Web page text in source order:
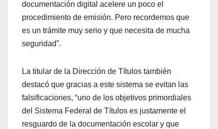
documentación digital acelere un poco el
procedimiento de emisión. Pero recordemos que
es un trámite muy serio y que necesita de mucha
seguridad”.
La titular de la Dirección de Títulos también
destacó que gracias a este sistema se evitan las
falsificaciones, “uno de los objetivos primordiales
del Sistema Federal de Títulos es justamente el
resguardo de la documentación escolar y que